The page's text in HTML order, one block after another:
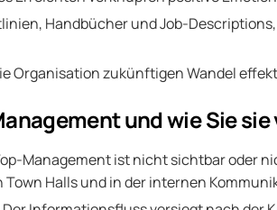
Handbücher und Job-
Organisation zukünftigen Wandel
und wie Sie
Management ist nicht sichtbar oder
Halls und in der internen